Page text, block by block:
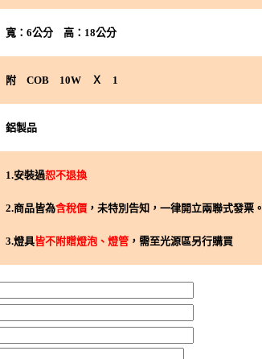
寬：6公分 高：18公分
附 COB 10W Ｘ 1
鋁製品
1.安裝過恕不退換
2.商品皆為含稅價 ，未特別告知，一律開立兩聯式發票。
3.燈具皆不附贈燈泡、燈管 ，需至光源區另行購買